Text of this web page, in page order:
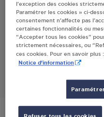
GNT SERVICES
5 AVE PAUL LANGEVIN
92330SCEAUX
S'Y
l’exception des cookies
Paramétrer les cookies » ci-
consentement n’affecte pas
certaines fonctionnalités ou
“Accepter tous les cookies”
strictement nécessaires, ou
ces cookies. Pour en savoir plus :
Notice d'information
Refuser tous les cookies